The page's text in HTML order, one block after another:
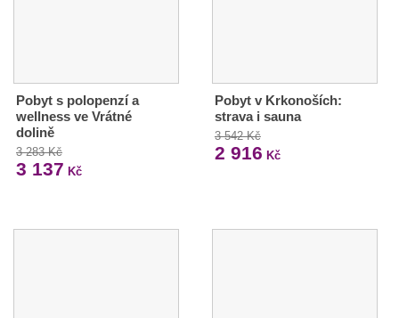
Pobyt s polopenzí a
wellness ve Vrátné
dolině
3 283 Kč
3 137 Kč
Pobyt v Krkonoších:
strava i sauna
3 542 Kč
2 916 Kč